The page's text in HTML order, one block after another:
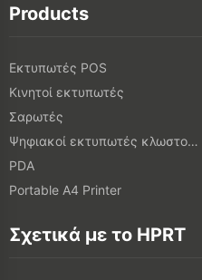
Products
Εκτυπωτές POS
Κινητοί εκτυπωτές
Σαρωτές
Ψηφιακοί εκτυπωτές κλωστοϋφαντουργικών προϊόντων
PDA
Portable A4 Printer
Σχετικά με το HPRT